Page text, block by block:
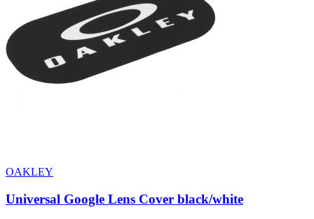
OAKLEY
Universal Google Lens Cover black/white